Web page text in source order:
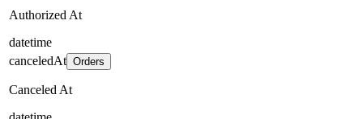
Authorized At
datetime
canceledAt Orders
Canceled At